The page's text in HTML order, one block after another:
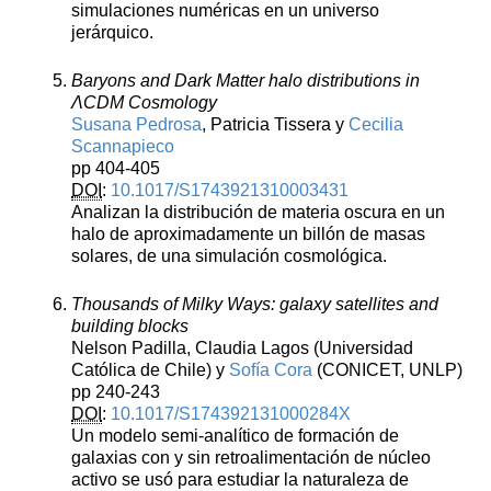
simulaciones numéricas en un universo
jerárquico.
Baryons and Dark Matter halo distributions in
ΛCDM Cosmology
Susana Pedrosa, Patricia Tissera y Cecilia
Scannapieco
pp 404-405
DOI : 10.1017/S1743921310003431
Analizan la distribución de materia oscura en un
halo de aproximadamente un billón de masas
solares, de una simulación cosmológica.
Thousands of Milky Ways: galaxy satellites and
building blocks
Nelson Padilla, Claudia Lagos (Universidad
Católica de Chile) y Sofía Cora (CONICET, UNLP)
pp 240-243
DOI : 10.1017/S174392131000284X
Un modelo semi-analítico de formación de
galaxias con y sin retroalimentación de núcleo
activo se usó para estudiar la naturaleza de